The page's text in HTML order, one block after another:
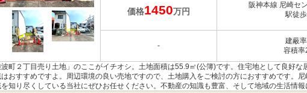
価格1450万円
阪神本線 尼崎セ
駅徒
-
建蔽
容積
波町２丁目売り土地」のここがイチオシ。土地面積は55.9㎡(公簿)です。住宅地として良好な
おすすめですよ。周辺環境の良い売地ですので、土地購入をご検討の方におすすめです。
知り尽くしている当社にぜひお任せください。不動産の知識も豊富、そして地域の生活情